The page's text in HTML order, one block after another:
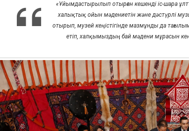
«Ұйымдастырылып отырған кешенді іс-шара
халықтық ойын мәдениетін және дәстүрлі
отырып, музей кеңістігінде мазмұнды да
етіп, халқымыздың бай мәдени мұрасын